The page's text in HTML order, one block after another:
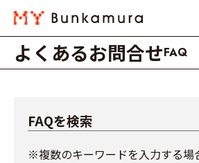
よくあるお問合せFAQ
FAQを検索
※複数のキーワードを入力する場